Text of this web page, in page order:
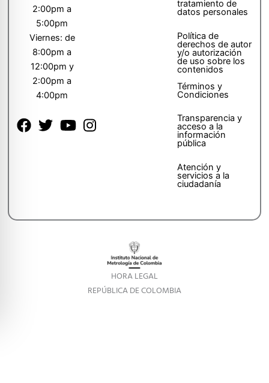
2:00pm a
5:00pm
Viernes: de
8:00pm a
12:00pm y
2:00pm a
4:00pm
tratamiento de
datos personales
Política de
derechos de autor
y/o autorización
de uso sobre los
contenidos
Términos y
Condiciones
Transparencia y
acceso a la
información
pública
Atención y
servicios a la
ciudadanía
HORA LEGAL
REPÚBLICA DE COLOMBIA